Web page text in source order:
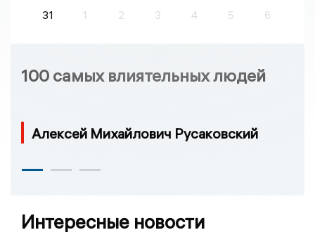
31
1 2 3 4 5 6
100 самых влиятельных людей
Алексей Михайлович Русаковский
Интересные новости